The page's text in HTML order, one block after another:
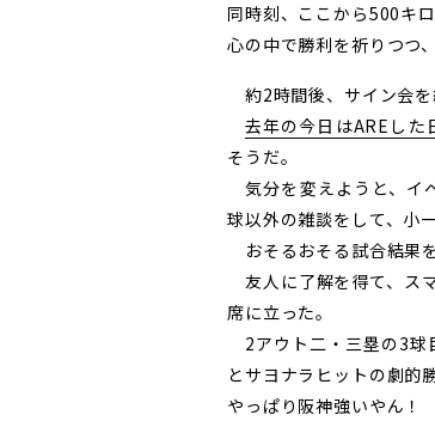
同時刻、ここから500キ
心の中で勝利を祈りつつ
約2時間後、サイン会を
去年の今日はAREした
そうだ。
気分を変えようと、イ
球以外の雑談をして、小
おそるおそる試合結果
友人に了解を得て、ス
席に立った。
2アウト二・三塁の3球
とサヨナラヒットの劇的勝
やっぱり阪神強いやん！